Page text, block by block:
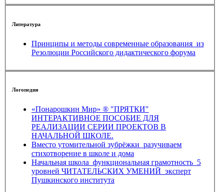
Литература
Принципы и методы современные образования_из
Резолюции Российского дидактического форума
Логопедия
«Понарошкин Мир» ® "ПРЯТКИ"
ИНТЕРАКТИВНОЕ ПОСОБИЕ ДЛЯ
РЕАЛИЗАЦИИ СЕРИИ ПРОЕКТОВ В
НАЧАЛЬНОЙ ШКОЛЕ.
Вместо утомительной зубрёжки_разучиваем
стихотворение в школе и дома
Начальная школа_функциональная грамотность_5
уровней ЧИТАТЕЛЬСКИХ УМЕНИЙ_эксперт
Пушкинского института